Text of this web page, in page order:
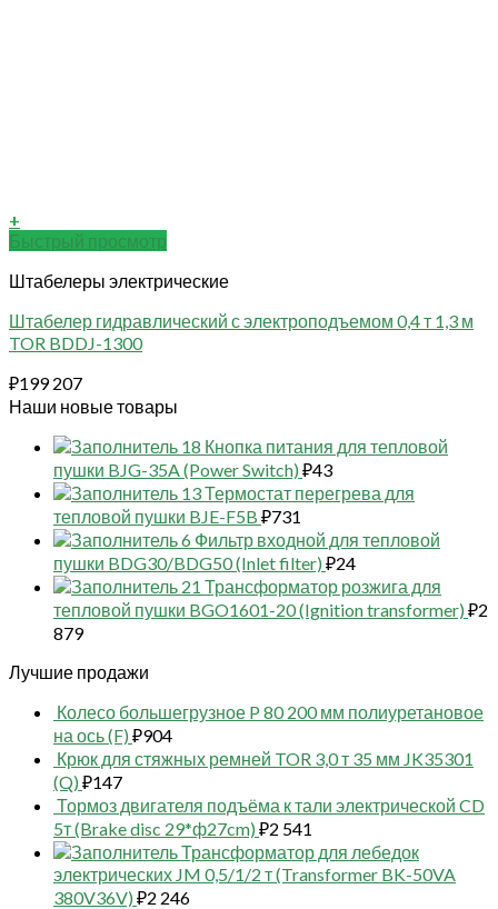
+
Быстрый просмотр
Штабелеры электрические
Штабелер гидравлический с электроподъемом 0,4 т 1,3 м
TOR BDDJ-1300
₽199 207
Наши новые товары
18 Кнопка питания для тепловой
пушки BJG-35A (Power Switch) ₽43
13 Термостат перегрева для
тепловой пушки BJE-F5B ₽731
6 Фильтр входной для тепловой
пушки BDG30/BDG50 (Inlet filter) ₽24
21 Трансформатор розжига для
тепловой пушки BGO1601-20 (Ignition transformer) ₽2
879
Лучшие продажи
Колесо большегрузное P 80 200 мм полиуретановое
на ось (F) ₽904
Крюк для стяжных ремней TOR 3,0 т 35 мм JK35301
(Q) ₽147
Тормоз двигателя подъёма к тали электрической CD
5т (Brake disc 29*ф27cm) ₽2 541
Трансформатор для лебедок
электрических JM 0,5/1/2 т (Transformer BK-50VA
380V36V) ₽2 246